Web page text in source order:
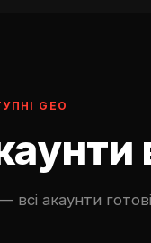
GEO
всі акаунти